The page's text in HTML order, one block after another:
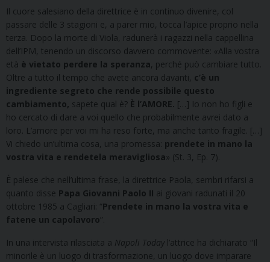
Il cuore salesiano della direttrice è in continuo divenire, col
passare delle 3 stagioni e, a parer mio, tocca l’apice proprio nella
terza. Dopo la morte di Viola, radunerà i ragazzi nella cappellina
dell’IPM, tenendo un discorso davvero commovente: «Alla vostra
età è vietato perdere la speranza, perché può cambiare tutto.
Oltre a tutto il tempo che avete ancora davanti, c’è un
ingrediente segreto che rende possibile questo
cambiamento, sapete qual è? È l’AMORE. […] Io non ho figli e
ho cercato di dare a voi quello che probabilmente avrei dato a
loro. L’amore per voi mi ha reso forte, ma anche tanto fragile. […]
Vi chiedo un’ultima cosa, una promessa: prendete in mano la
vostra vita e rendetela meravigliosa» (St. 3, Ep. 7).
È palese che nell’ultima frase, la direttrice Paola, sembri rifarsi a
quanto disse Papa Giovanni Paolo II ai giovani radunati il ​​20
ottobre 1985 a Cagliari: “Prendete in mano la vostra vita e
fatene un capolavoro”.
In una intervista rilasciata a Napoli Todayl’attrice ha dichiarato “Il
minorile è un luogo di trasformazione, un luogo dove imparare